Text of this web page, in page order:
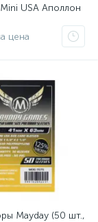
USA Аполлон
цена
Mayday (50 шт.,